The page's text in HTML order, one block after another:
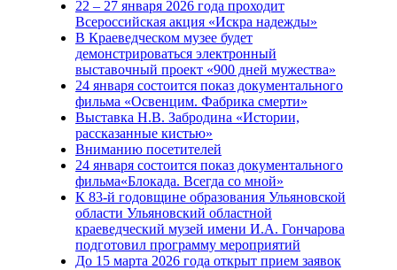
22 – 27 января 2026 года проходит
Всероссийская акция «Искра надежды»
В Краеведческом музее будет
демонстрироваться электронный
выставочный проект «900 дней мужества»
24 января состоится показ документального
фильма «Освенцим. Фабрика смерти»
Выставка Н.В. Забродина «Истории,
рассказанные кистью»
Вниманию посетителей
24 января состоится показ документального
фильма«Блокада. Всегда со мной»
К 83-й годовщине образования Ульяновской
области Ульяновский областной
краеведческий музей имени И.А. Гончарова
подготовил программу мероприятий
До 15 марта 2026 года открыт прием заявок